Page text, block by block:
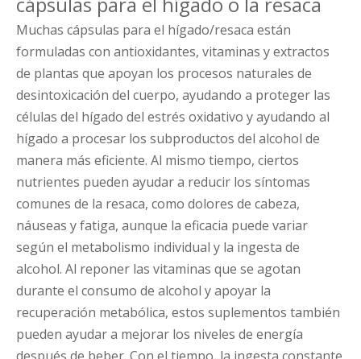
Muchas cápsulas para el hígado/resaca están
formuladas con antioxidantes, vitaminas y extractos
de plantas que apoyan los procesos naturales de
desintoxicación del cuerpo, ayudando a proteger las
células del hígado del estrés oxidativo y ayudando al
hígado a procesar los subproductos del alcohol de
manera más eficiente. Al mismo tiempo, ciertos
nutrientes pueden ayudar a reducir los síntomas
comunes de la resaca, como dolores de cabeza,
náuseas y fatiga, aunque la eficacia puede variar
según el metabolismo individual y la ingesta de
alcohol. Al reponer las vitaminas que se agotan
durante el consumo de alcohol y apoyar la
recuperación metabólica, estos suplementos también
pueden ayudar a mejorar los niveles de energía